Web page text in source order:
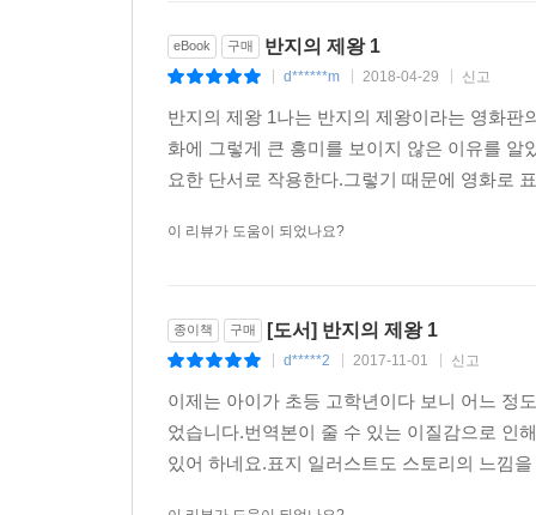
Ⅱ 문자 기록
Ⅰ 제3시대의 언어와 종족
Ⅱ 번역에 관하여
찾아보기
Ⅲ 지명, 장소
Ⅳ 사건, 사물, 기타 명칭
논문 J,R.R 톨킨의 판타지 세계(김보원 교수)
한 손에 들어오는 4×6판으로 새롭게 디자인한 한
호우의 일러스트를 표지에 삽입했다. 출간 전부
?절대반지를 얻는 자, 모든 것을 얻을 것이다?
이것은 우리들이 잃어버린 이야기이다. 망각이
길목에서 당신은 다만 잊혀졌을 뿐인 반지의 사
깊이와 진실성 그 이상을 넘어서는 그의 상상력
내릴 수 없다. 상상력이 부족한 사람들이라면
2. 당신의 내면에 숨 쉬는 선과 악의 투쟁, 그리고
60여 년 동안 학문에 열중 할 때만 빼고는 모든
단어로 완벽하고 생생하게 묘사한 가운데땅의 기
eBook 구매 반지의 제왕 1
d******m 2018-04-29 신고
반지의 제왕 1나는 반지의 제왕이라는 영화
화에 그렇게 큰 흥미를 보이지 않은 이유를
요한 단서로 작용한다.그렇기 때문에 영화로
이 리뷰가 도움이 되었나요?
종이책 구매 [도서] 반지의 제왕 1
d*****2 2017-11-01 신고
이제는 아이가 초등 고학년이다 보니 어느 정
었습니다.번역본이 줄 수 있는 이질감으로 인
있어 하네요.표지 일러스트도 스토리의 느낌